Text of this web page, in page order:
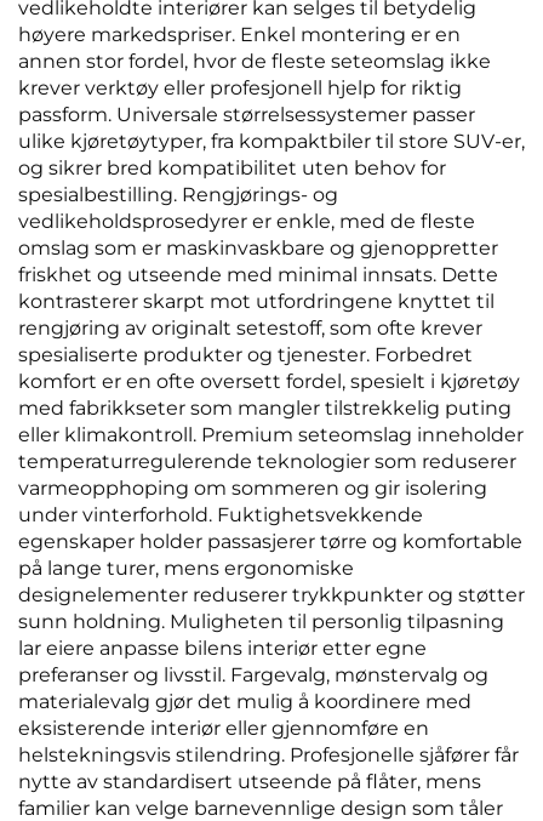
vedlikeholdte interiører kan selges til betydelig
høyere markedspriser. Enkel montering er en
annen stor fordel, hvor de fleste seteomslag ikke
krever verktøy eller profesjonell hjelp for riktig
passform. Universale størrelsessystemer passer
ulike kjøretøytyper, fra kompaktbiler til store SUV-er,
og sikrer bred kompatibilitet uten behov for
spesialbestilling. Rengjørings- og
vedlikeholdsprosedyrer er enkle, med de fleste
omslag som er maskinvaskbare og gjenoppretter
friskhet og utseende med minimal innsats. Dette
kontrasterer skarpt mot utfordringene knyttet til
rengjøring av originalt setestoff, som ofte krever
spesialiserte produkter og tjenester. Forbedret
komfort er en ofte oversett fordel, spesielt i kjøretøy
med fabrikkseter som mangler tilstrekkelig puting
eller klimakontroll. Premium seteomslag inneholder
temperaturregulerende teknologier som reduserer
varmeopphoping om sommeren og gir isolering
under vinterforhold. Fuktighetsvekkende
egenskaper holder passasjerer tørre og komfortable
på lange turer, mens ergonomiske
designelementer reduserer trykkpunkter og støtter
sunn holdning. Muligheten til personlig tilpasning
lar eiere anpasse bilens interiør etter egne
preferanser og livsstil. Fargevalg, mønstervalg og
materialevalg gjør det mulig å koordinere med
eksisterende interiør eller gjennomføre en
helstekningsvis stilendring. Profesjonelle sjåfører får
nytte av standardisert utseende på flåter, mens
familier kan velge barnevennlige design som tåler